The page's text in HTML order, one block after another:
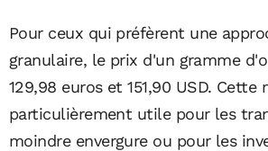
Pour ceux qui préfèrent une
granulaire, le prix d'un gramme
129,98 euros et 151,90 USD. Cette
particulièrement utile pour les
moindre envergure ou pour les